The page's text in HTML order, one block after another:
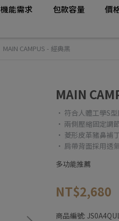
機能需求 包款容量 價
MAIN CAMPUS - 經典黑
MAIN
• 符合人體工學S
• 兩側壓縮固定調
• 菱形皮革豬鼻補
• 肩帶背面採用透
多功能推薦
NT$2,680
商品編號: